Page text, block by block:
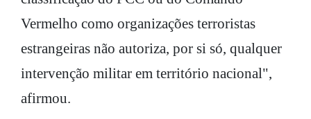
Vermelho como organizações terroristas
estrangeiras não autoriza, por si só, qualquer
intervenção militar em território nacional",
afirmou.